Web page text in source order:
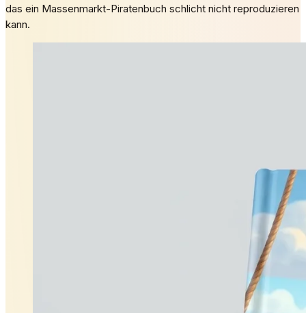
das ein Massenmarkt-Piratenbuch schlicht nicht reproduzieren
kann.